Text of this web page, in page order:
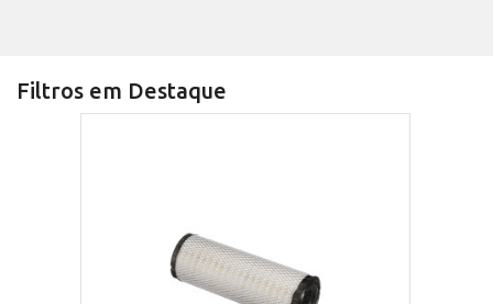
Filtros em Destaque